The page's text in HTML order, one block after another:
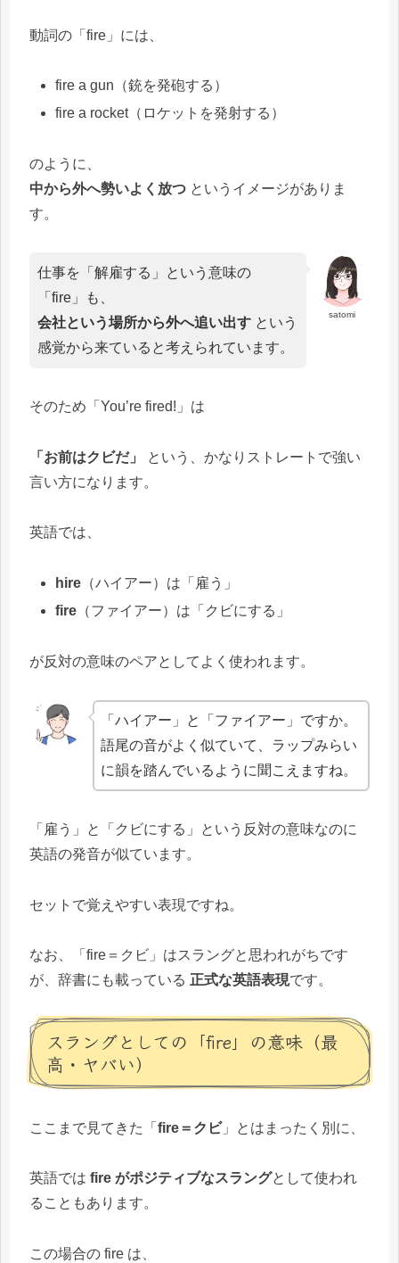
動詞の「fire」には、
fire a gun（銃を発砲する）
fire a rocket（ロケットを発射する）
のように、
中から外へ勢いよく放つ というイメージがありま
す。
satomi
仕事を「解雇する」という意味の
「fire」も、
会社という場所から外へ追い出す という
感覚から来ていると考えられています。
そのため「You’re fired!」は
「お前はクビだ」
という、かなりストレートで強い
言い方になります。
英語では、
hire （ハイアー）は「雇う」
fire （ファイアー）は「クビにする」
が反対の意味のペアとしてよく使われます。
「ハイアー」と「ファイアー」ですか。
語尾の音がよく似ていて、ラップみらい
に韻を踏んでいるように聞こえますね。
「雇う」と「クビにする」という反対の意味なのに
英語の発音が似ています。
セットで覚えやすい表現ですね。
なお、「fire＝クビ」はスラングと思われがちです
が、辞書にも載っている 正式な英語表現です。
スラングとしての「fire」の意味（最
高・ヤバい）
ここまで見てきた「 fire＝クビ」とはまったく別に、
英語では fire がポジティブなスラングとして使われ
ることもあります。
この場合の fire は、